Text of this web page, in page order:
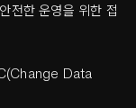
한 운영을 위한 접
Data